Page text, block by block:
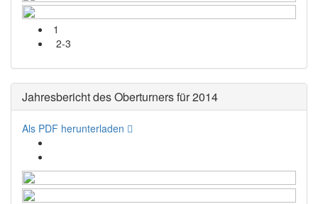
1
2-3
Jahresbericht des Oberturners für 2014
Als PDF herunterladen